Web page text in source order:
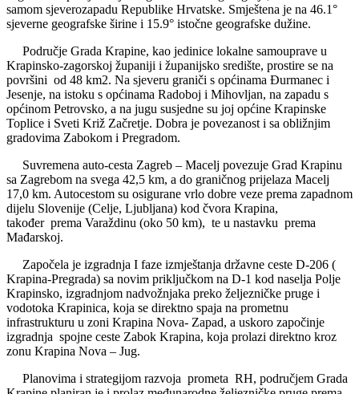
samom sjeverozapadu Republike Hrvatske. Smještena je na 46.1°
sjeverne geografske širine i 15.9° istočne geografske dužine.
Područje Grada Krapine, kao jedinice lokalne samouprave u
Krapinsko-zagorskoj županiji i županijsko središte, prostire se na
površini od 48 km2. Na sjeveru graniči s općinama Đurmanec i
Jesenje, na istoku s općinama Radoboj i Mihovljan, na zapadu s
općinom Petrovsko, a na jugu susjedne su joj općine Krapinske
Toplice i Sveti Križ Začretje. Dobra je povezanost i sa obližnjim
gradovima Zabokom i Pregradom.
Suvremena auto-cesta Zagreb – Macelj povezuje Grad Krapinu
sa Zagrebom na svega 42,5 km, a do graničnog prijelaza Macelj
17,0 km. Autocestom su osigurane vrlo dobre veze prema zapadnom
dijelu Slovenije (Celje, Ljubljana) kod čvora Krapina,
također prema Varaždinu (oko 50 km), te u nastavku prema
Mađarskoj.
Započela je izgradnja I faze izmještanja državne ceste D-206 (
Krapina-Pregrada) sa novim priključkom na D-1 kod naselja Polje
Krapinsko, izgradnjom nadvožnjaka preko željezničke pruge i
vodotoka Krapinica, koja se direktno spaja na prometnu
infrastrukturu u zoni Krapina Nova- Zapad, a uskoro započinje
izgradnja spojne ceste Zabok Krapina, koja prolazi direktno kroz
zonu Krapina Nova – Jug.
Planovima i strategijom razvoja prometa RH, područjem Grada